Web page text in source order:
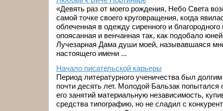
«Девять раз от моего рождения, Небо Света
самой точке своего круговращения, когда
облеченная в одежду сиренного и
опоясанная и венчанная так, как подобало
Лучезарная Дама души моей, называвшаяся
настоящего имени ...
Начало писательской карьеры
Период литературного ученичества был
почти десять лет. Молодой Бальзак
его занятий материальную независимость,
средства типографию, но не сладил с